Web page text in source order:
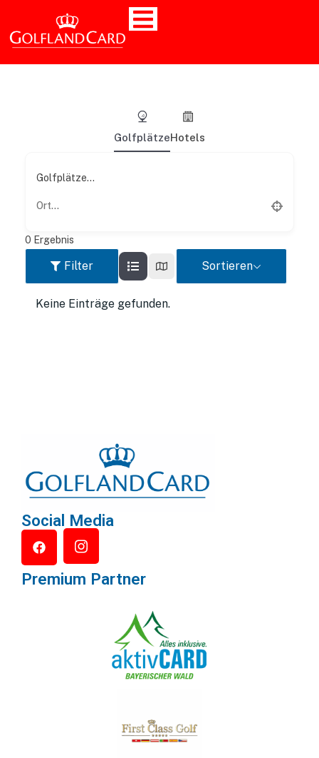
GolfplätzeHotels
Golfplätze...
0 Ergebnis
Filter Sortieren
Keine Einträge gefunden.
Social Media
Premium Partner